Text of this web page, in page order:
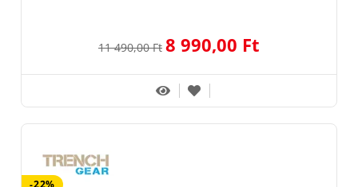
11 490,00 Ft 8 990,00 Ft
-22%